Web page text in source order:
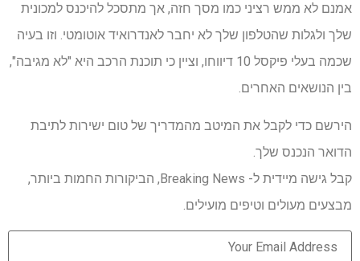
אמנם לא ממש רציני כמו מסך חזה, אך מתסכל להיכנס למכונית
שלך ולגלות שהטלפון שלך לא יחבר לאנדרואיד אוטומטי. וזו בעיה
שכמה בעלי פיקסל 10 דיווחו, וציין כי תוכנת הרכב היא "לא מגיבה",
בין הנושאים האחרים.
הירשם כדי לקבל את המיטב מהמדריך של טום ישירות לתיבת
הדואר הנכנס שלך.
קבל גישה מיידית ל- Breaking News, הביקורות החמות ביותר,
מבצעים מעולים וטיפים מועילים.